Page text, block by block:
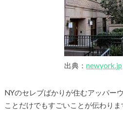
出典：newyork.jp
NYのセレブばかりが住むアッパー
ことだけでもすごいことが伝わりま